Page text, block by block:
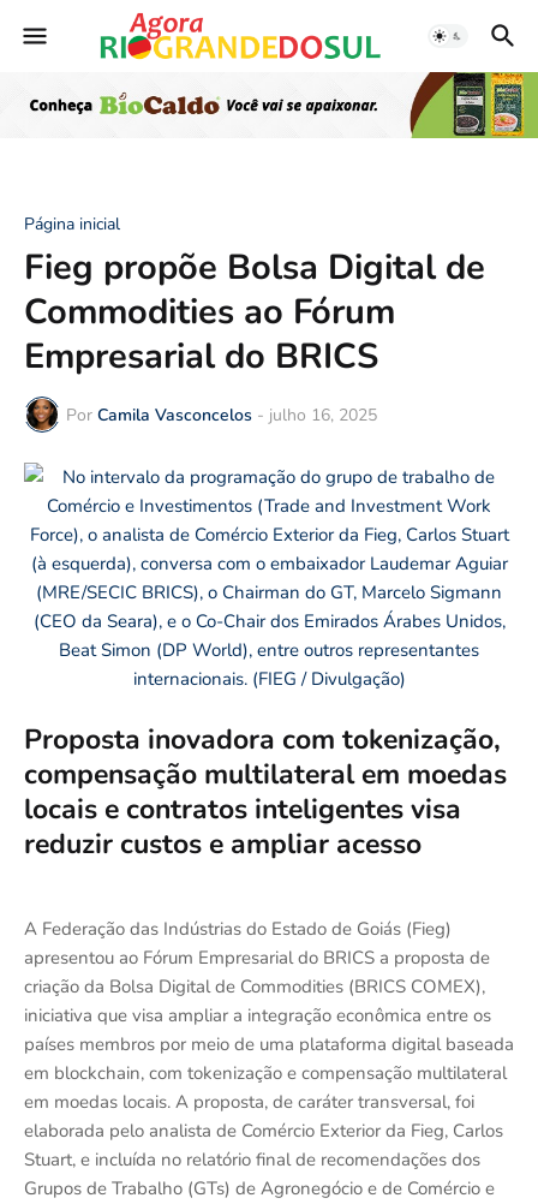
Página inicial
Fieg propõe Bolsa Digital de
Commodities ao Fórum
Empresarial do BRICS
Por Camila Vasconcelos - julho 16, 2025
Proposta inovadora com tokenização,
compensação multilateral em moedas
locais e contratos inteligentes visa
reduzir custos e ampliar acesso
A Federação das Indústrias do Estado de Goiás (Fieg)
apresentou ao Fórum Empresarial do BRICS a proposta de
criação da Bolsa Digital de Commodities (BRICS COMEX),
iniciativa que visa ampliar a integração econômica entre os
países membros por meio de uma plataforma digital baseada
em blockchain, com tokenização e compensação multilateral
em moedas locais. A proposta, de caráter transversal, foi
elaborada pelo analista de Comércio Exterior da Fieg, Carlos
Stuart, e incluída no relatório final de recomendações dos
Grupos de Trabalho (GTs) de Agronegócio e de Comércio e